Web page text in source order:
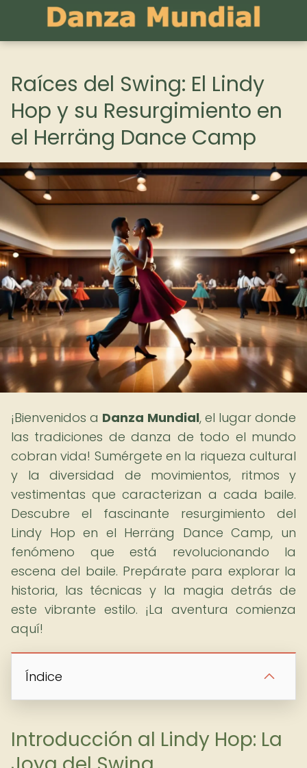
Raíces del Swing: El Lindy
Hop y su Resurgimiento en
el Herräng Dance Camp
¡Bienvenidos a Danza Mundial, el lugar donde
las tradiciones de danza de todo el mundo
cobran vida! Sumérgete en la riqueza cultural
y la diversidad de movimientos, ritmos y
vestimentas que caracterizan a cada baile.
Descubre el fascinante resurgimiento del
Lindy Hop en el Herräng Dance Camp, un
fenómeno que está revolucionando la
escena del baile. Prepárate para explorar la
historia, las técnicas y la magia detrás de
este vibrante estilo. ¡La aventura comienza
aquí!
Índice
Introducción al Lindy Hop: La